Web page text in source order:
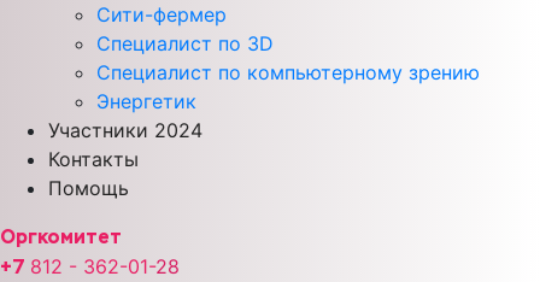
Сити-фермер
Специалист по 3D
Специалист по компьютерному зрению
Энергетик
Участники 2024
Контакты
Помощь
Оргкомитет
+7 812 - 362-01-28